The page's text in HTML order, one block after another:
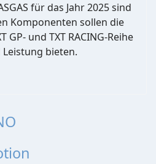
für das Jahr 2025 sind
Komponenten sollen die
GP- und TXT RACING-Reihe
bieten.